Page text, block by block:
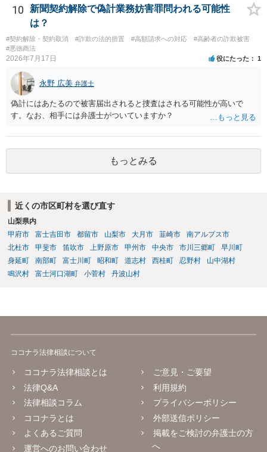
て、契約不適合責任を理由に契約を解除してれば、 原状回復義務とし
て、相談者さんは、商品の返品義務を負うことになります。 ただし、
訴訟上何等かの形で、返品義務の有無が争われ争点化していたが、 結
論として、返品義務が存在しないというような判断が判決理由中で下
されていれば、 相手は返品請求を再度主張できない可能性はあります
10
新聞契約解除で偽計業務妨害罪問われる可能性
は？
#契約解除・契約取消 #詐欺の法的措置 #高額請求への対応
#高齢者の詐欺被害
#悪徳商法
2026年7月17日 役にたった 1
永野 広美 弁護士
偽計にはあたるので被害届出されると捜査はされる可能性が高いで
す。なお、相手には弁護士がついていますか？
もっとみる
近くの市区町村を選び直す
山梨県内
甲府市
富士吉田市 都留市 山梨市 大月市 韮崎市
南アルプス市
北杜市
甲斐市 笛吹市 上野原市 甲州市 中央市 市川三郷町
早川町
身延町
南部町 富士川町 昭和町 道志村 西桂町 忍野村
山中湖村
鳴沢村
富士河口湖町 小菅村 丹波山村
ココナラ法律相談について
ココナラ法律相談とは
法律Q&A
法律相談コラム
ココナラとは
よくあるご質問
運営へのお問い合わせ
ご意見・ご要望
利用規約
プライバシーポリシー
外部送信ポリシー
掲載をご検討の弁護士の方
へ